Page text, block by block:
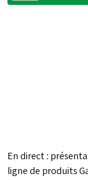
En direct :
ligne de produits